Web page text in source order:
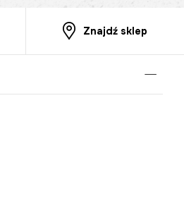
Znajdź sklep